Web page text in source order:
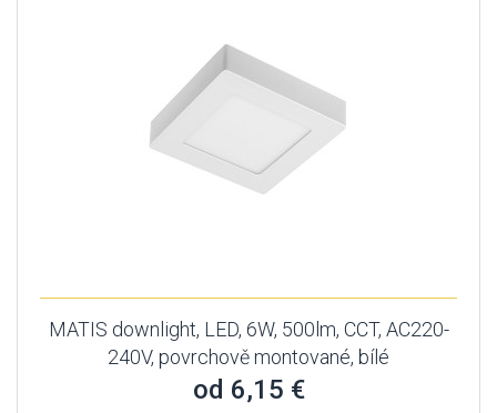
MATIS downlight, LED, 6W, 500lm, CCT, AC220-
240V, povrchově montované, bílé
od 6,15 €